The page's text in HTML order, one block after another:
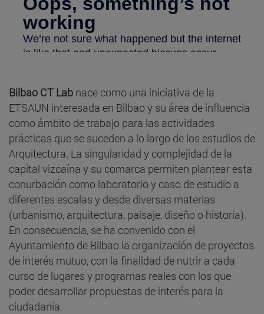
Bilbao CT Lab nace como una iniciativa de la
ETSAUN interesada en Bilbao y su área de influencia
como ámbito de trabajo para las actividades
prácticas que se suceden a lo largo de los estudios de
Arquitectura. La singularidad y complejidad de la
capital vizcaína y su comarca permiten plantear esta
conurbación como laboratorio y caso de estudio a
diferentes escalas y desde diversas materias
(urbanismo, arquitectura, paisaje, diseño o historia).
En consecuencia, se ha convenido con el
Ayuntamiento de Bilbao la organización de proyectos
de interés mutuo, con la finalidad de nutrir a cada
curso de lugares y programas reales con los que
poder desarrollar propuestas de interés para la
ciudadanía.